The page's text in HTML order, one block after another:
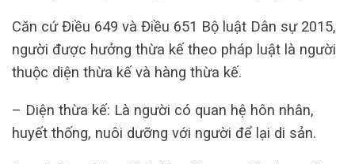
Căn cứ Điều 649 và Điều 651 Bộ luật Dân sự 2015,
người được hưởng thừa kế theo pháp luật là người
thuộc diện thừa kế và hàng thừa kế.
– Diện thừa kế: Là người có quan hệ hôn nhân,
huyết thống, nuôi dưỡng với người để lại di sản.